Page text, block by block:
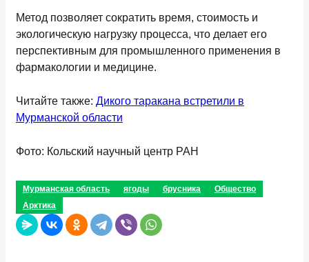
Метод позволяет сократить время, стоимость и
экологическую нагрузку процесса, что делает его
перспективным для промышленного применения в
фармакологии и медицине.
Читайте также: Дикого таракана встретили в
Мурманской области
Фото: Кольский научный центр РАН
Мурманская область ягоды брусника
Общество
Арктика